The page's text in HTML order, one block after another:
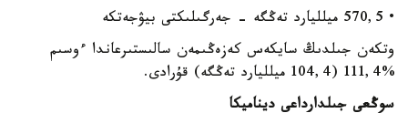
• 570,5 ميلليارد تەڭگە - جەرگىلىكتى بيۋجەتكە
وتكەن جىلدىڭ سايكەس كەزەڭىمەن سالىستىرعاندا ءوسىم
%111,4 (104,4 ميلليارد تەڭگە) قۇرادى.
سوڭعى جىلدارداعى ديناميكا